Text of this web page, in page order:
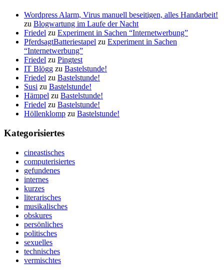
Wordpress Alarm, Virus manuell beseitigen, alles Handarbeit!
zu Blogwartung im Laufe der Nacht
Friedel zu Experiment in Sachen “Internetwerbung”
PferdsagtBatteriestapel zu Experiment in Sachen
“Internetwerbung”
Friedel zu Pingtest
IT Blögg zu Bastelstunde!
Friedel zu Bastelstunde!
Susi zu Bastelstunde!
Hämpel zu Bastelstunde!
Friedel zu Bastelstunde!
Höllenklomp zu Bastelstunde!
Kategorisiertes
cineastisches
computerisiertes
gefundenes
internes
kurzes
literarisches
musikalisches
obskures
persönliches
politisches
sexuelles
technisches
vermischtes